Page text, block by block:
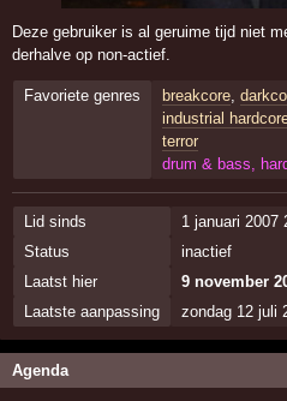
Deze gebruiker is al geruime tijd niet
derhalve op non-actief.
Favoriete genres breakcore,
industrial
terror
drum & bass,
Lid sinds
1 januari 2007
Status
inactief
Laatst hier
9 november
Laatste aanpassing
zondag 12 juli
Agenda